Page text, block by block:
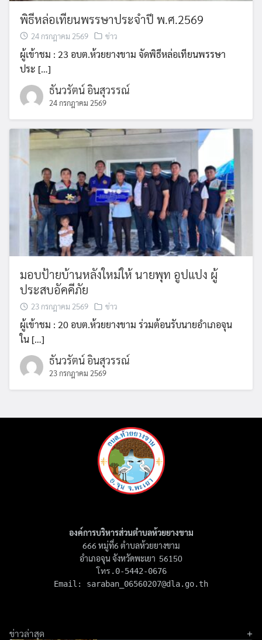
พิธีหล่อเทียนพรรษาประจำปี พ.ศ.2569
24 กรกฎาคม 2569 ข่าว
ผู้เข้าชม : 23 อบต.ห้วยยางขาม จัดพิธีหล่อเทียนพรรษา
ประ […]
ธันวรัตน์ อินสุวรรณ์
24 กรกฎาคม 2569
มอบป้ายบ้านหลังใหม่ให้ นายพุท อูปแปง ผู้
ประสบอัคคีภัย
23 กรกฎาคม 2569 ข่าว
ผู้เข้าชม : 20 อบต.ห้วยยางขาม ร่วมต้อนรับนายอำเภอจุน
ใน […]
ธันวรัตน์ อินสุวรรณ์
23 กรกฎาคม 2569
องค์การบริหารส่วนตำบลห้วยยางขาม
666 หมู่ที่6 ตำบลห้วยยางขาม
อำเภอจุน จังหวัดพะเยา 56150
โทร.0-5442-0676
Email: saraban_06560207@dla.go.th
ข่าวล่าสุด